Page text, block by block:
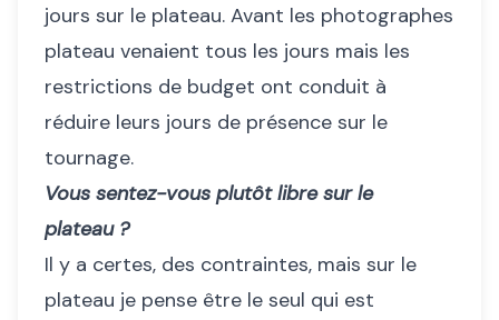
jours sur le plateau. Avant les photographes
plateau venaient tous les jours mais les
restrictions de budget ont conduit à
réduire leurs jours de présence sur le
tournage.
Vous sentez-vous plutôt libre sur le
plateau ?
Il y a certes, des contraintes, mais sur le
plateau je pense être le seul qui est